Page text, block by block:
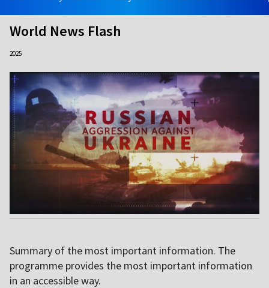
World News Flash
2025
Summary of the most important information. The
programme provides the most important information
in an accessible way.